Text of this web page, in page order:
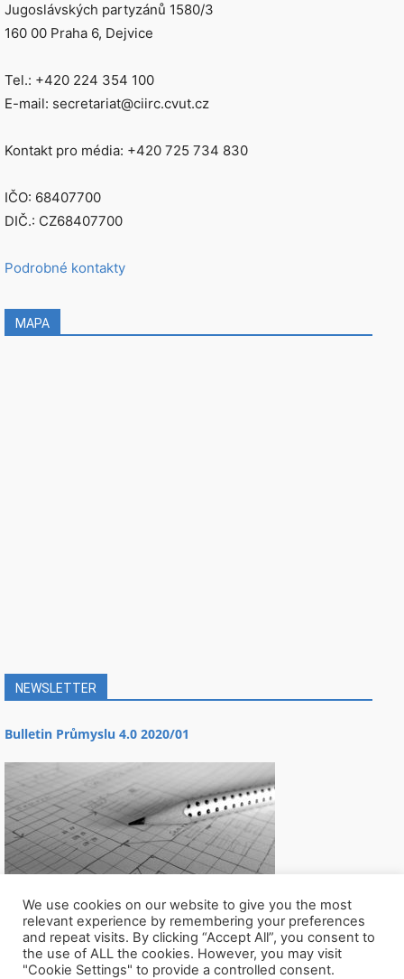
Jugoslávských partyzánů 1580/3
160 00 Praha 6, Dejvice
Tel.: +420 224 354 100
E-mail: secretariat@ciirc.cvut.cz
Kontakt pro média: +420 725 734 830
IČO: 68407700
DIČ.: CZ68407700
Podrobné kontakty
MAPA
NEWSLETTER
Bulletin Průmyslu 4.0 2020/01
We use cookies on our website to give you the most
relevant experience by remembering your preferences
and repeat visits. By clicking “Accept All”, you consent to
the use of ALL the cookies. However, you may visit
"Cookie Settings" to provide a controlled consent.